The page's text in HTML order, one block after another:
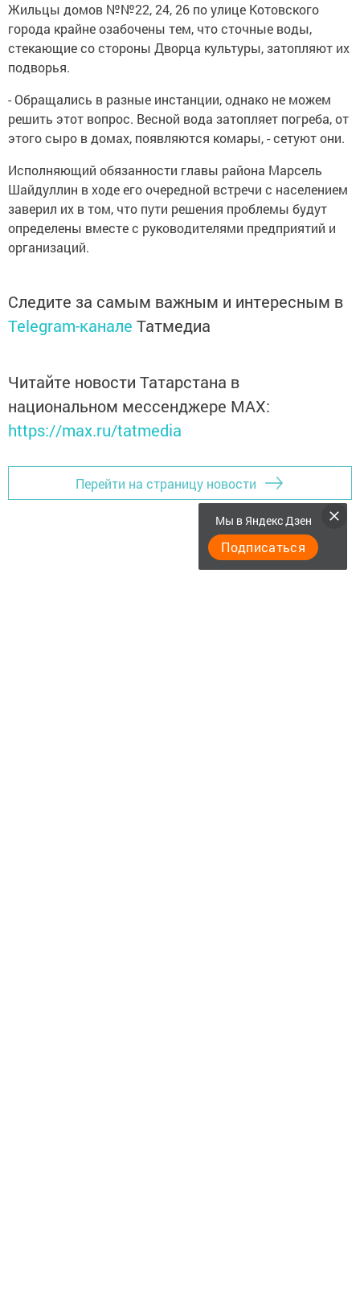
Жильцы домов №№22, 24, 26 по улице Котовского
города крайне озабочены тем, что сточные воды,
стекающие со стороны Дворца культуры, затопляют их
подворья.
- Обращались в разные инстанции, однако не можем
решить этот вопрос. Весной вода затопляет погреба, от
этого сыро в домах, появляются комары, - сетуют они.
Исполняющий обязанности главы района Марсель
Шайдуллин в ходе его очередной встречи с населением
заверил их в том, что пути решения проблемы будут
определены вместе с руководителями предприятий и
организаций.
Следите за самым важным и интересным в
Telegram-канале Татмедиа
Читайте новости Татарстана в
национальном мессенджере MАХ:
https://max.ru/tatmedia
Перейти на страницу новости
Мы в Яндекс Дзен
Подписаться